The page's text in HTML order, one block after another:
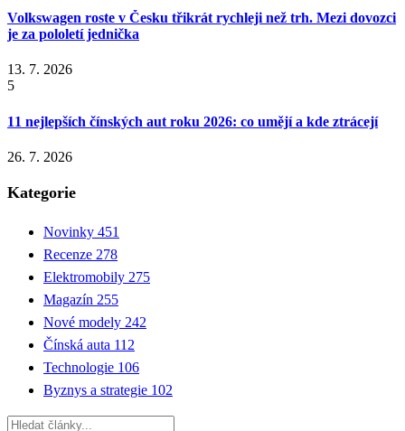
Volkswagen roste v Česku třikrát rychleji než trh. Mezi dovozci
je za pololetí jednička
13. 7. 2026
5
11 nejlepších čínských aut roku 2026: co umějí a kde ztrácejí
26. 7. 2026
Kategorie
Novinky 451
Recenze 278
Elektromobily 275
Magazín 255
Nové modely 242
Čínská auta 112
Technologie 106
Byznys a strategie 102
Hledat: